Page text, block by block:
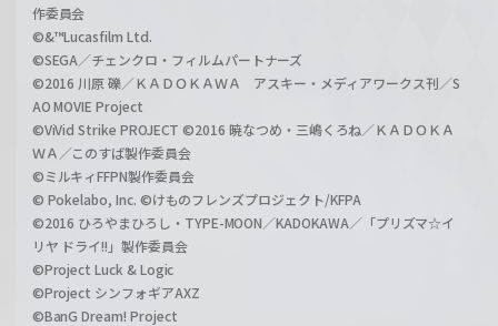
作委員会
©&™Lucasfilm Ltd.
©SEGA／チェンクロ・フィルムパートナーズ
©2016 川原 礫／ＫＡＤＯＫＡＷＡ アスキー・メディアワークス刊／S
AO MOVIE Project
©ViVid Strike PROJECT ©2016 暁なつめ・三嶋くろね／ＫＡＤＯＫＡ
ＷＡ／このすば製作委員会
©ミルキィFFPN製作委員会
© Pokelabo, Inc. ©けものフレンズプロジェクト/KFPA
©2016 ひろやまひろし・TYPE-MOON／KADOKAWA／「プリズマ☆イ
リヤ ドライ!!」製作委員会
©Project Luck & Logic
©Project シンフォギアAXZ
©BanG Dream! Project